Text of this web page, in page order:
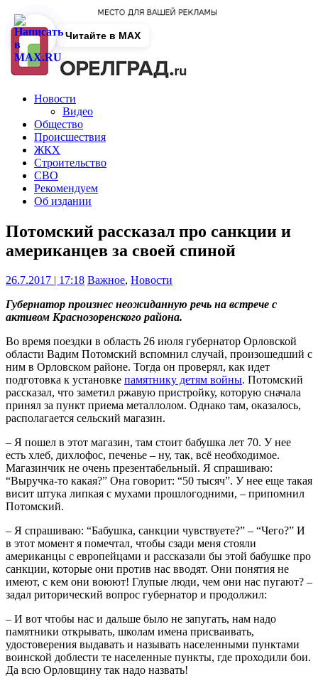
Новости
Видео
Общество
Происшествия
ЖКХ
Строительство
СВО
Рекомендуем
Об издании
Потомский рассказал про санкции и
американцев за своей спиной
26.7.2017 | 17:18 Важное, Новости
Губернатор произнес неожиданную речь на встрече с
активом Краснозоренского района.
Во время поездки в область 26 июля губернатор Орловской
области Вадим Потомский вспомнил случай, произошедший с
ним в Орловском районе. Тогда он проверял, как идет
подготовка к установке памятнику детям войны. Потомский
рассказал, что заметил ржавую пристройку, которую сначала
принял за пункт приема металлолом. Однако там, оказалось,
располагается сельский магазин.
– Я пошел в этот магазин, там стоит бабушка лет 70. У нее
есть хлеб, дихлофос, печенье – ну, так, всё необходимое.
Магазинчик не очень презентабельный. Я спрашиваю:
“Выручка-то какая?” Она говорит: “50 тысяч”. У нее еще такая
висит штука липкая с мухами прошлогодними, – припомнил
Потомский.
– Я спрашиваю: “Бабушка, санкции чувствуете?” – “Чего?” И
в этот момент я помечтал, чтобы сзади меня стояли
американцы с европейцами и рассказали бы этой бабушке про
санкции, которые они против нас вводят. Они понятия не
имеют, с кем они воюют! Глупые люди, чем они нас пугают? –
задал риторический вопрос губернатор и продолжил:
– И вот чтобы нас и дальше было не запугать, нам надо
памятники открывать, школам имена присваивать,
удостоверения выдавать и называть населенными пунктами
воинской доблести те населенные пункты, где проходили бои.
Да всю Орловщину так надо назвать!
Читайте в MAX